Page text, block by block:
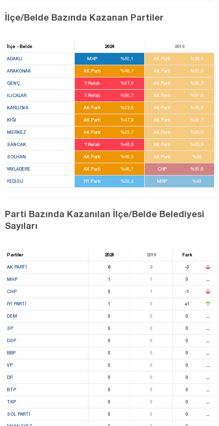
İlçe/Belde Bazında Kazanan Partiler
İlçe - Belde 2024 2019
ADAKLI MHP %50,1 AK Parti %29,1
ARAKONAK AK Parti %48,7 AK Parti %51,9
GENÇ Y.Refah %37,5 AK Parti %50,7
ILICALAR Y.Refah %50,7 AK Parti %51,8
KARLIOVA AK Parti %32,8 AK Parti %58,9
KİĞI AK Parti %47,9 AK Parti %50,7
MERKEZ AK Parti %33,7 AK Parti %38,6
SANCAK Y.Refah %45,6 AK Parti %55,9
SOLHAN AK Parti %40,5 AK Parti %56
YAYLADERE AK Parti %48,1 CHP %50,8
YEDİSU İYİ Parti %30,2 MHP %43
Parti Bazında Kazanılan İlçe/Belde Belediyesi
Sayıları
Partiler 2024 2019 Fark
AK PARTI 6 9 -3
MHP 1 1 0
CHP 0 1 -1
İYİ PARTI 1 0 +1
DEM 0 0 0
SP 0 0 0
DSP 0 0 0
BBP 0 0 0
VP 0 0 0
DP 0 0 0
BTP 0 0 0
TKP 0 0 0
SOL PARTI 0 0 0